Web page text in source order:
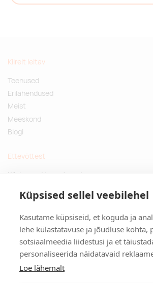
Küpsised sellel veebilehel
Kasutame küpsiseid, et koguda ja
lehe külastatavuse ja jõudluse kohta,
sotsiaalmeedia liidestusi ja et
personaliseerida näidatavaid
Loe lähemalt
Kiirelt leitav
Teenused
Erilahendused
Meist
Meeskond
Blogi
Ettevõttest
Küsimused ja vastused
Privaatsuspoliitika
Kontakt
Tulika põik 3, Tallinn
info@kinkston.ee
+372 6989 100